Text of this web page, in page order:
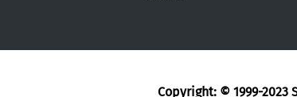
Copyright: © 1999-2023